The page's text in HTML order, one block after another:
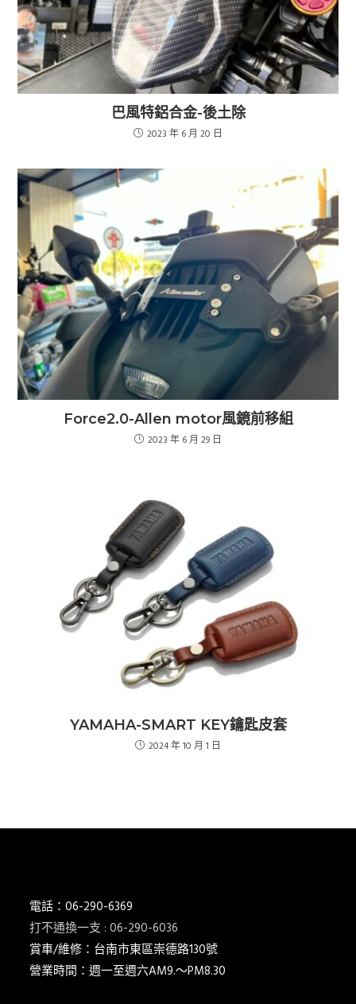
巴風特鋁合金-後土除
2023 年 6 月 20 日
Force2.0-Allen motor風鏡前移組
2023 年 6 月 29 日
YAMAHA-SMART KEY鑰匙皮套
2024 年 10 月 1 日
電話：06-290-6369
打不通換一支 : 06-290-6036
賞車/維修：台南市東區崇德路130號
營業時間：週一至週六AM9.～PM8.30